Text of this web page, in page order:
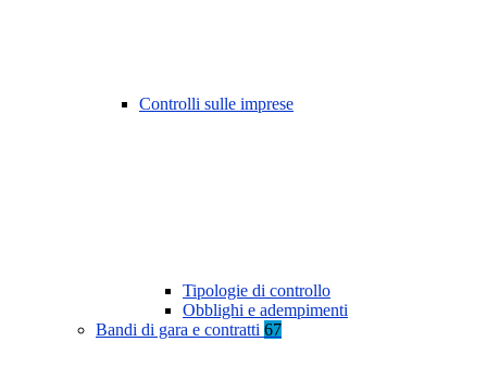
Controlli sulle imprese
Tipologie di controllo
Obblighi e adempimenti
Bandi di gara e contratti 67